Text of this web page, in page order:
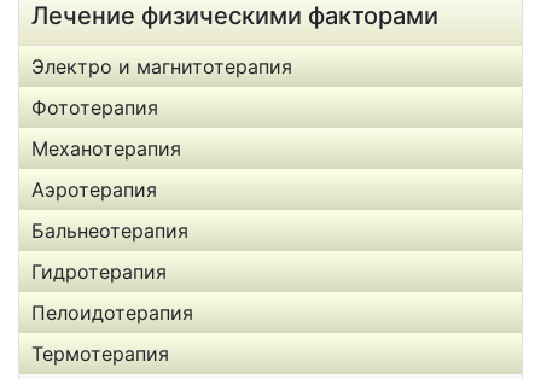
Лечение физическими факторами
Электро и магнитотерапия
Фототерапия
Механотерапия
Аэротерапия
Бальнеотерапия
Гидротерапия
Пелоидотерапия
Термотерапия